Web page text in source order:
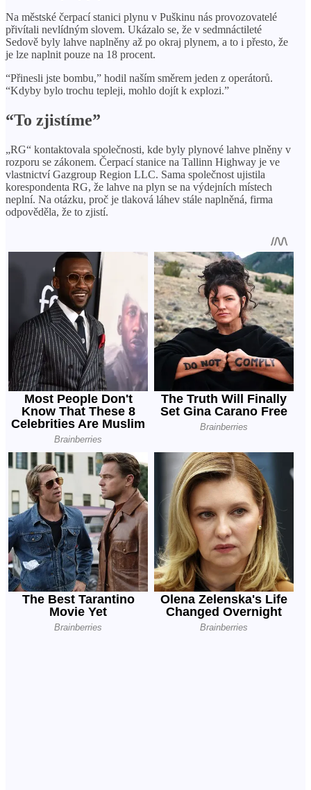
Na městské čerpací stanici plynu v Puškinu nás provozovatelé
přivítali nevlídným slovem. Ukázalo se, že v sedmnáctileté
Sedově byly lahve naplněny až po okraj plynem, a to i přesto, že
je lze naplnit pouze na 18 procent.
“Přinesli jste bombu,” hodil naším směrem jeden z operátorů.
“Kdyby bylo trochu tepleji, mohlo dojít k explozi.”
“To zjistíme”
„RG“ kontaktovala společnosti, kde byly plynové lahve plněny v
rozporu se zákonem. Čerpací stanice na Tallinn Highway je ve
vlastnictví Gazgroup Region LLC. Sama společnost ujistila
korespondenta RG, že lahve na plyn se na výdejních místech
neplní. Na otázku, proč je tlaková láhev stále naplněná, firma
odpověděla, že to zjistí.